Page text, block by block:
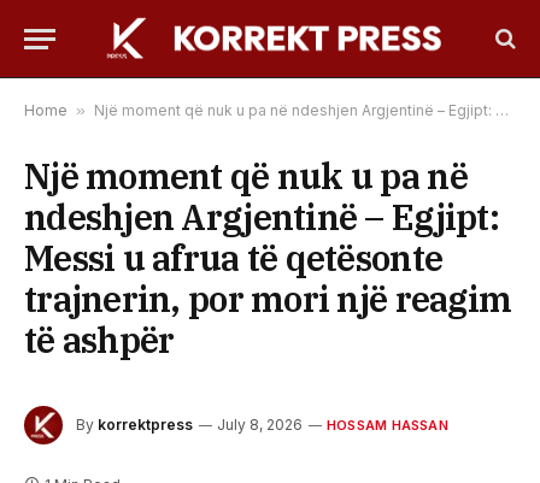
Home » Një moment që nuk u pa në ndeshjen Argjentinë – Egjipt: Messi u afrua të qetësonte trajnerin, por mori një reagim të ashpër
Një moment që nuk u pa në
ndeshjen Argjentinë – Egjipt:
Messi u afrua të qetësonte
trajnerin, por mori një reagim
të ashpër
By korrektpress July 8, 2026 HOSSAM HASSAN